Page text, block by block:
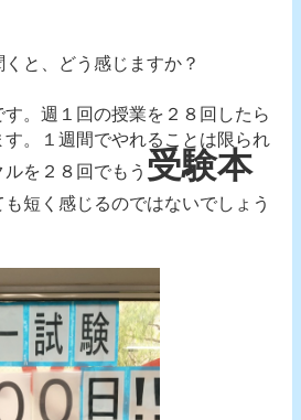
と、どう感じますか？
す。週１回の授業を２８回したら
。１週間でやれることは限られ
を２８回でもう 受験本
短く感じるのではないでしょう